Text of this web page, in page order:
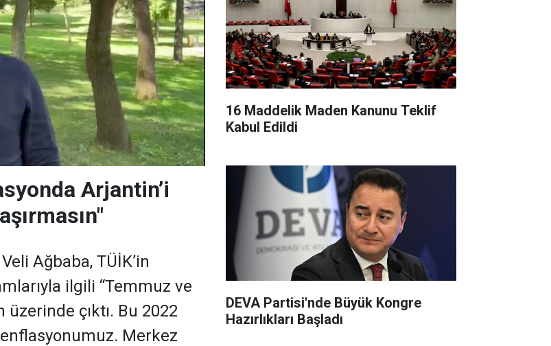
Arjantin’i
Ağbaba, TÜİK’in
ilgili “Temmuz ve
üzerinde çıktı. Bu 2022
Merkez
16 Maddelik Maden Kanunu Teklif
Kabul Edildi
DEVA Partisi'nde Büyük Kongre
Hazırlıkları Başladı